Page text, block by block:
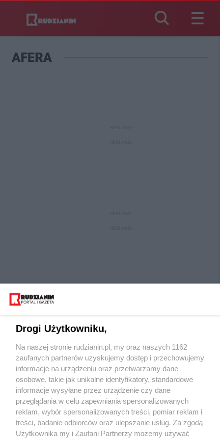
AFERA
Wydawca mediów lokalnych
Nie zapomnij
zapoznać się z:
polityką prywatności regulamin korzystania z portali
Twojemiasto Skontaktuj sięz nami
Drogi Użytkowniku,
Na naszej stronie rudzianin.pl, my oraz naszych 1162
zaufanych partnerów uzyskujemy dostęp i przechowujemy
informacje na urządzeniu oraz przetwarzamy dane
osobowe, takie jak unikalne identyfikatory, standardowe
informacje wysyłane przez urządzenie czy dane
przeglądania w celu zapewniania spersonalizowanych
reklam, wybór spersonalizowanych treści, pomiar reklam i
treści, badanie odbiorców oraz ulepszanie usług. Za zgodą
Użytkownika my i Zaufani Partnerzy możemy używać